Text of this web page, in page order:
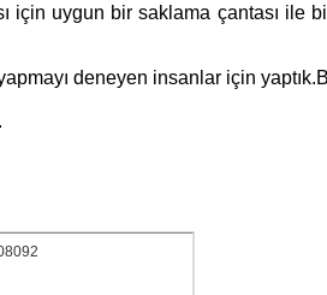
için uygun bir saklama çantası
deneyen insanlar için